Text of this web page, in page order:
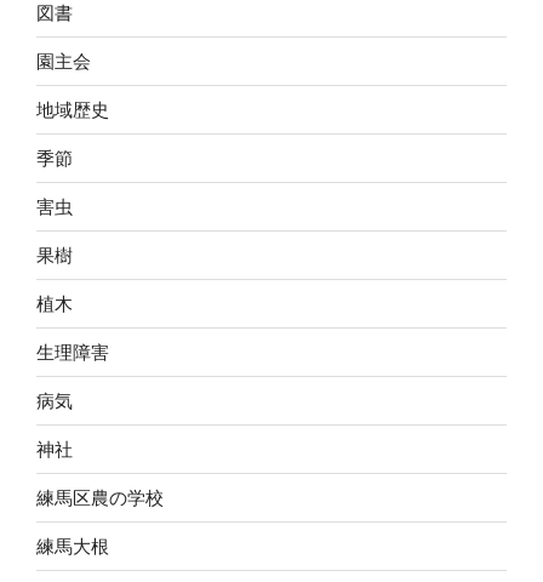
図書
園主会
地域歴史
季節
害虫
果樹
植木
生理障害
病気
神社
練馬区農の学校
練馬大根